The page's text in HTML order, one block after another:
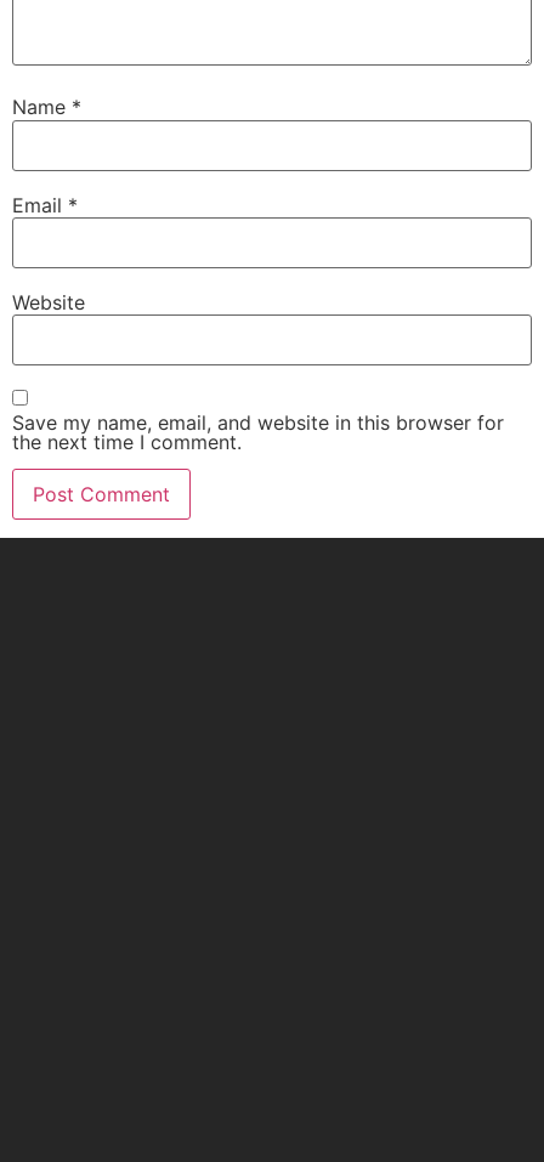
Name *
Email *
Website
Save my name, email, and website in this browser for
the next time I comment.